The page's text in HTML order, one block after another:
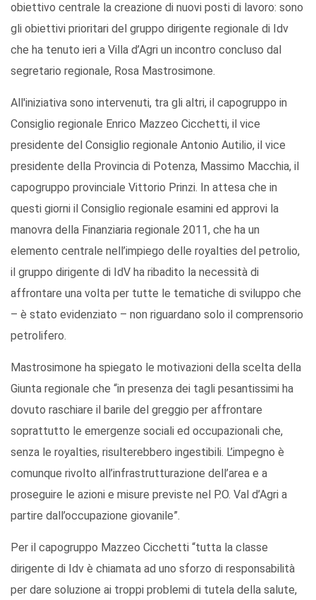
obiettivo centrale la creazione di nuovi posti di lavoro: sono
gli obiettivi prioritari del gruppo dirigente regionale di Idv
che ha tenuto ieri a Villa d’Agri un incontro concluso dal
segretario regionale, Rosa Mastrosimone.
All'iniziativa sono intervenuti, tra gli altri, il capogruppo in
Consiglio regionale Enrico Mazzeo Cicchetti, il vice
presidente del Consiglio regionale Antonio Autilio, il vice
presidente della Provincia di Potenza, Massimo Macchia, il
capogruppo provinciale Vittorio Prinzi. In attesa che in
questi giorni il Consiglio regionale esamini ed approvi la
manovra della Finanziaria regionale 2011, che ha un
elemento centrale nell’impiego delle royalties del petrolio,
il gruppo dirigente di IdV ha ribadito la necessità di
affrontare una volta per tutte le tematiche di sviluppo che
– è stato evidenziato – non riguardano solo il comprensorio
petrolifero.
Mastrosimone ha spiegato le motivazioni della scelta della
Giunta regionale che “in presenza dei tagli pesantissimi ha
dovuto raschiare il barile del greggio per affrontare
soprattutto le emergenze sociali ed occupazionali che,
senza le royalties, risulterebbero ingestibili. L’impegno è
comunque rivolto all’infrastrutturazione dell’area e a
proseguire le azioni e misure previste nel P.O. Val d’Agri a
partire dall’occupazione giovanile”.
Per il capogruppo Mazzeo Cicchetti “tutta la classe
dirigente di Idv è chiamata ad uno sforzo di responsabilità
per dare soluzione ai troppi problemi di tutela della salute,